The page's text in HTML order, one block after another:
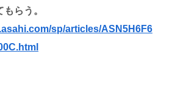
らう。
sp/articles/ASN5H6F6